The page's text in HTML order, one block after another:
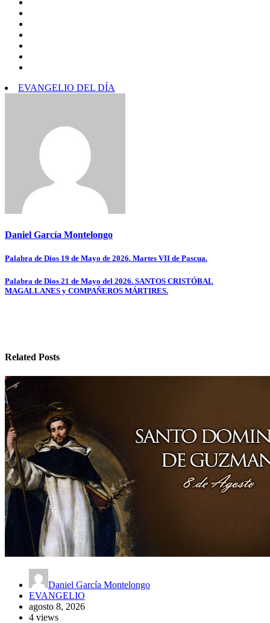
EVANGELIO DEL DÍA
Daniel García Montelongo
Navegación
de
entradas
Palabra de Dios 19 de Mayo de 2026. Martes VII de Pascua.
Palabra de Dios 21 de Mayo del 2026. SANTOS CRISTÓBAL
MAGALLANES y COMPAÑEROS MÁRTIRES.
Related Posts
Daniel García Montelongo
EVANGELIO
agosto 8, 2026
4 views